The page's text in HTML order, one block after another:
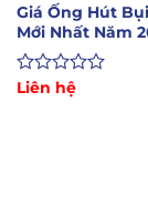
Giá Ống Hút
Mới Nhất Năm
Ty Uy Vũ
Được
Liên hệ